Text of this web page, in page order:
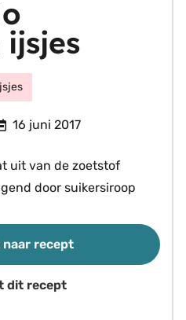
16 juni 2017
uit van de zoetstof
door suikersiroop
naar recept
dit recept